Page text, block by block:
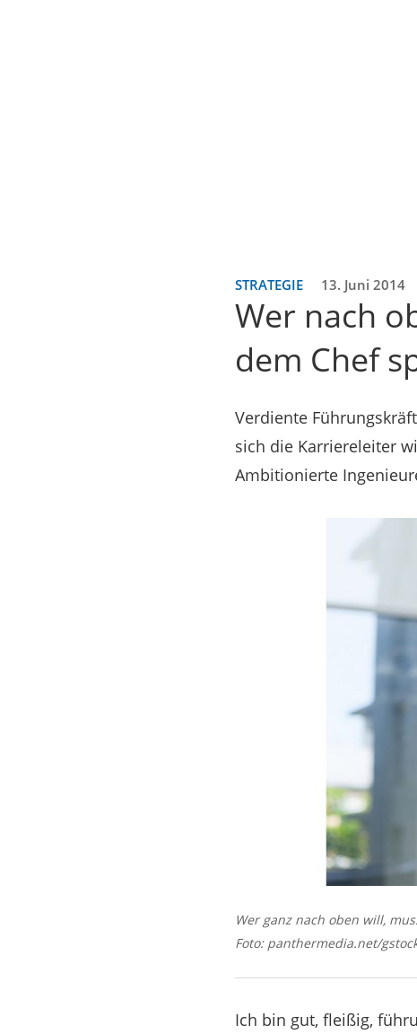
STRATEGIE 13. Juni 2014
Wer nach
dem Chef
Verdiente
sich die Karriereleiter
Ambitionierte
Wer ganz nach oben will,
Foto: panthermedia.net/
Ich bin gut, fleißig,